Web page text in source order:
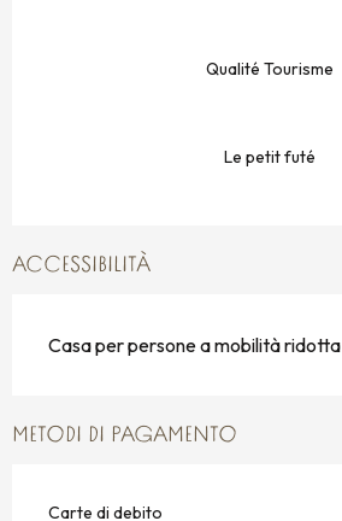
Qualité Tourisme
Le petit futé
ACCESSIBILITÀ
Casa per persone a mobilità ridotta
METODI DI PAGAMENTO
Carte di debito